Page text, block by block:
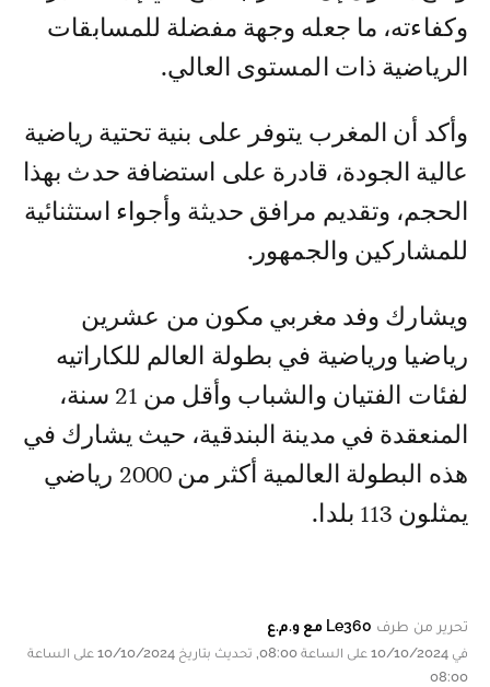
وكفاءته، ما جعله وجهة مفضلة للمسابقات
الرياضية ذات المستوى العالي.
وأكد أن المغرب يتوفر على بنية تحتية رياضية
عالية الجودة، قادرة على استضافة حدث بهذا
الحجم، وتقديم مرافق حديثة وأجواء استثنائية
للمشاركين والجمهور.
ويشارك وفد مغربي مكون من عشرين
رياضيا ورياضية في بطولة العالم للكاراتيه
لفئات الفتيان والشباب وأقل من 21 سنة،
المنعقدة في مدينة البندقية، حيث يشارك في
هذه البطولة العالمية أكثر من 2000 رياضي
يمثلون 113 بلدا.
تحرير من طرف Le360 مع و.م.ع
في 10/10/2024 على الساعة 08:00, تحديث بتاريخ 10/10/2024 على الساعة
08:00